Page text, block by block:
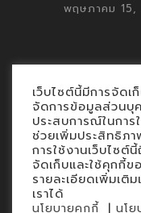
พฤษภาคม 15,
Contact
นโยบายคุกกี้
นโยบายข้อมูลส่ว
เว็บไซต์นี้มีการจัด
จัดการข้อมูลส่วนบุ
ประสบการณ์ในการ
ช่วยเพิ่มประสิทธิภา
การใช้งานเว็บไซต์
จัดเก็บและใช้คุกกี้
รายละเอียดเพิ่มเติ
เราได้
นโยบายคุกกี้ | นโย